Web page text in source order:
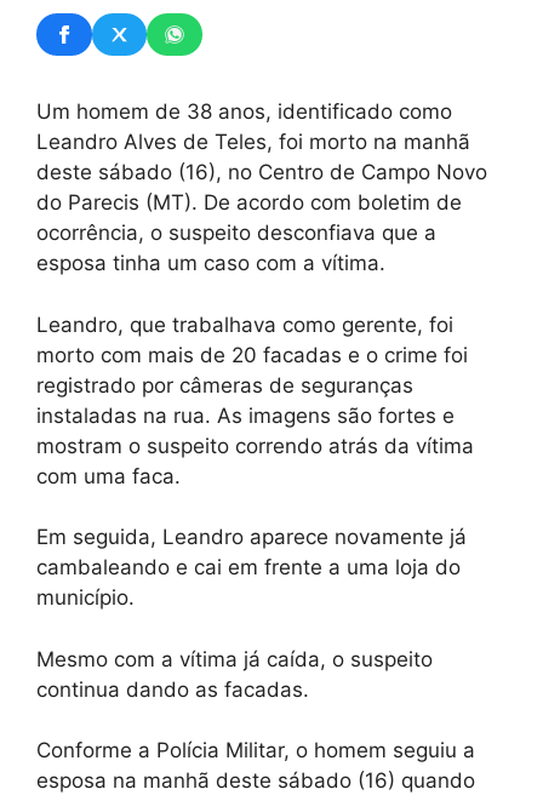
Um homem de 38 anos, identificado como
Leandro Alves de Teles, foi morto na manhã
deste sábado (16), no Centro de Campo Novo
do Parecis (MT). De acordo com boletim de
ocorrência, o suspeito desconfiava que a
esposa tinha um caso com a vítima.
Leandro, que trabalhava como gerente, foi
morto com mais de 20 facadas e o crime foi
registrado por câmeras de seguranças
instaladas na rua. As imagens são fortes e
mostram o suspeito correndo atrás da vítima
com uma faca.
Em seguida, Leandro aparece novamente já
cambaleando e cai em frente a uma loja do
município.
Mesmo com a vítima já caída, o suspeito
continua dando as facadas.
Conforme a Polícia Militar, o homem seguiu a
esposa na manhã deste sábado (16) quando